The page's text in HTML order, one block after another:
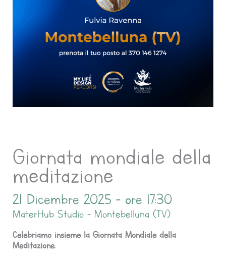
Giornata mondiale della
meditazione
21 Dicembre 2025 - ore 17:30
MaterHub Studio - Montebelluna (TV)
Celebriamo insieme la Giornata Mondiale della
Meditazione.